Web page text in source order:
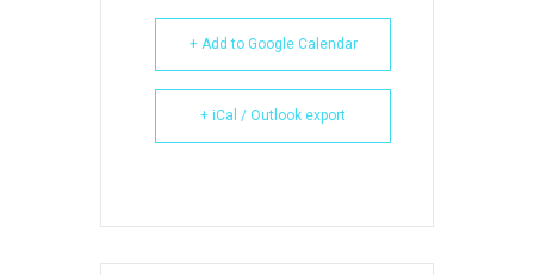
+ Add to Google Calendar
+ iCal / Outlook export